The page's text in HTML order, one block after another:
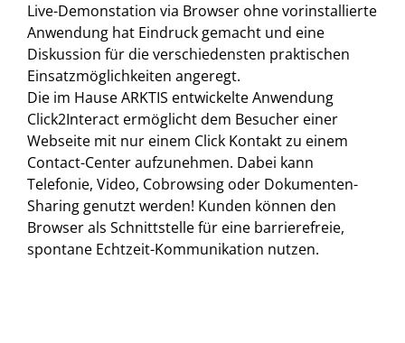
Live-Demonstation via Browser ohne vorinstallierte
Anwendung hat Eindruck gemacht und eine
Diskussion für die verschiedensten praktischen
Einsatzmöglichkeiten angeregt.
Die im Hause ARKTIS entwickelte Anwendung
Click2Interact ermöglicht dem Besucher einer
Webseite mit nur einem Click Kontakt zu einem
Contact-Center aufzunehmen. Dabei kann
Telefonie, Video, Cobrowsing oder Dokumenten-
Sharing genutzt werden! Kunden können den
Browser als Schnittstelle für eine barrierefreie,
spontane Echtzeit-Kommunikation nutzen.